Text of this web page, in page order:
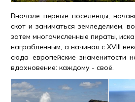
Вначале первые поселенцы,
скот и заниматься земледелием,
затем многочисленные пираты,
награбленным, а начиная с XVIII
сюда европейские знаменитости
вдохновение: каждому - своё.